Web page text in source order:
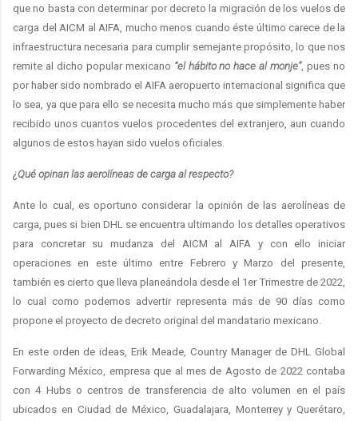
que no basta con determinar por decreto la migración de los vuelos de
carga del AICM al AIFA, mucho menos cuando éste último carece de la
infraestructura necesaria para cumplir semejante propósito, lo que nos
remite al dicho popular mexicano “el hábito no hace al monje”, pues no
por haber sido nombrado el AIFA aeropuerto internacional significa que
lo sea, ya que para ello se necesita mucho más que simplemente haber
recibido unos cuantos vuelos procedentes del extranjero, aun cuando
algunos de estos hayan sido vuelos oficiales.
¿Qué opinan las aerolíneas de carga al respecto?
Ante lo cual, es oportuno considerar la opinión de las aerolíneas de
carga, pues si bien DHL se encuentra ultimando los detalles operativos
para concretar su mudanza del AICM al AIFA y con ello iniciar
operaciones en este último entre Febrero y Marzo del presente,
también es cierto que lleva planeándola desde el 1er Trimestre de 2022,
lo cual como podemos advertir representa más de 90 días como
propone el proyecto de decreto original del mandatario mexicano.
En este orden de ideas, Erik Meade, Country Manager de DHL Global
Forwarding México, empresa que al mes de Agosto de 2022 contaba
con 4 Hubs o centros de transferencia de alto volumen en el país
ubicados en Ciudad de México, Guadalajara, Monterrey y Querétaro,